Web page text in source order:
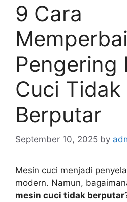
9 Cara
Pengering
Cuci Tidak
Berputar
September 10, 2025 by
Mesin cuci menjadi
modern. Namun,
mesin cuci tidak berputar